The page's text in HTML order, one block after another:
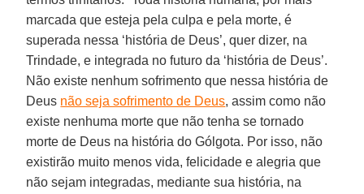
marcada que esteja pela culpa e pela morte, é
superada nessa ‘história de Deus’, quer dizer, na
Trindade, e integrada no futuro da ‘história de Deus’.
Não existe nenhum sofrimento que nessa história de
Deus não seja sofrimento de Deus, assim como não
existe nenhuma morte que não tenha se tornado
morte de Deus na história do Gólgota. Por isso, não
existirão muito menos vida, felicidade e alegria que
não sejam integradas, mediante sua história, na